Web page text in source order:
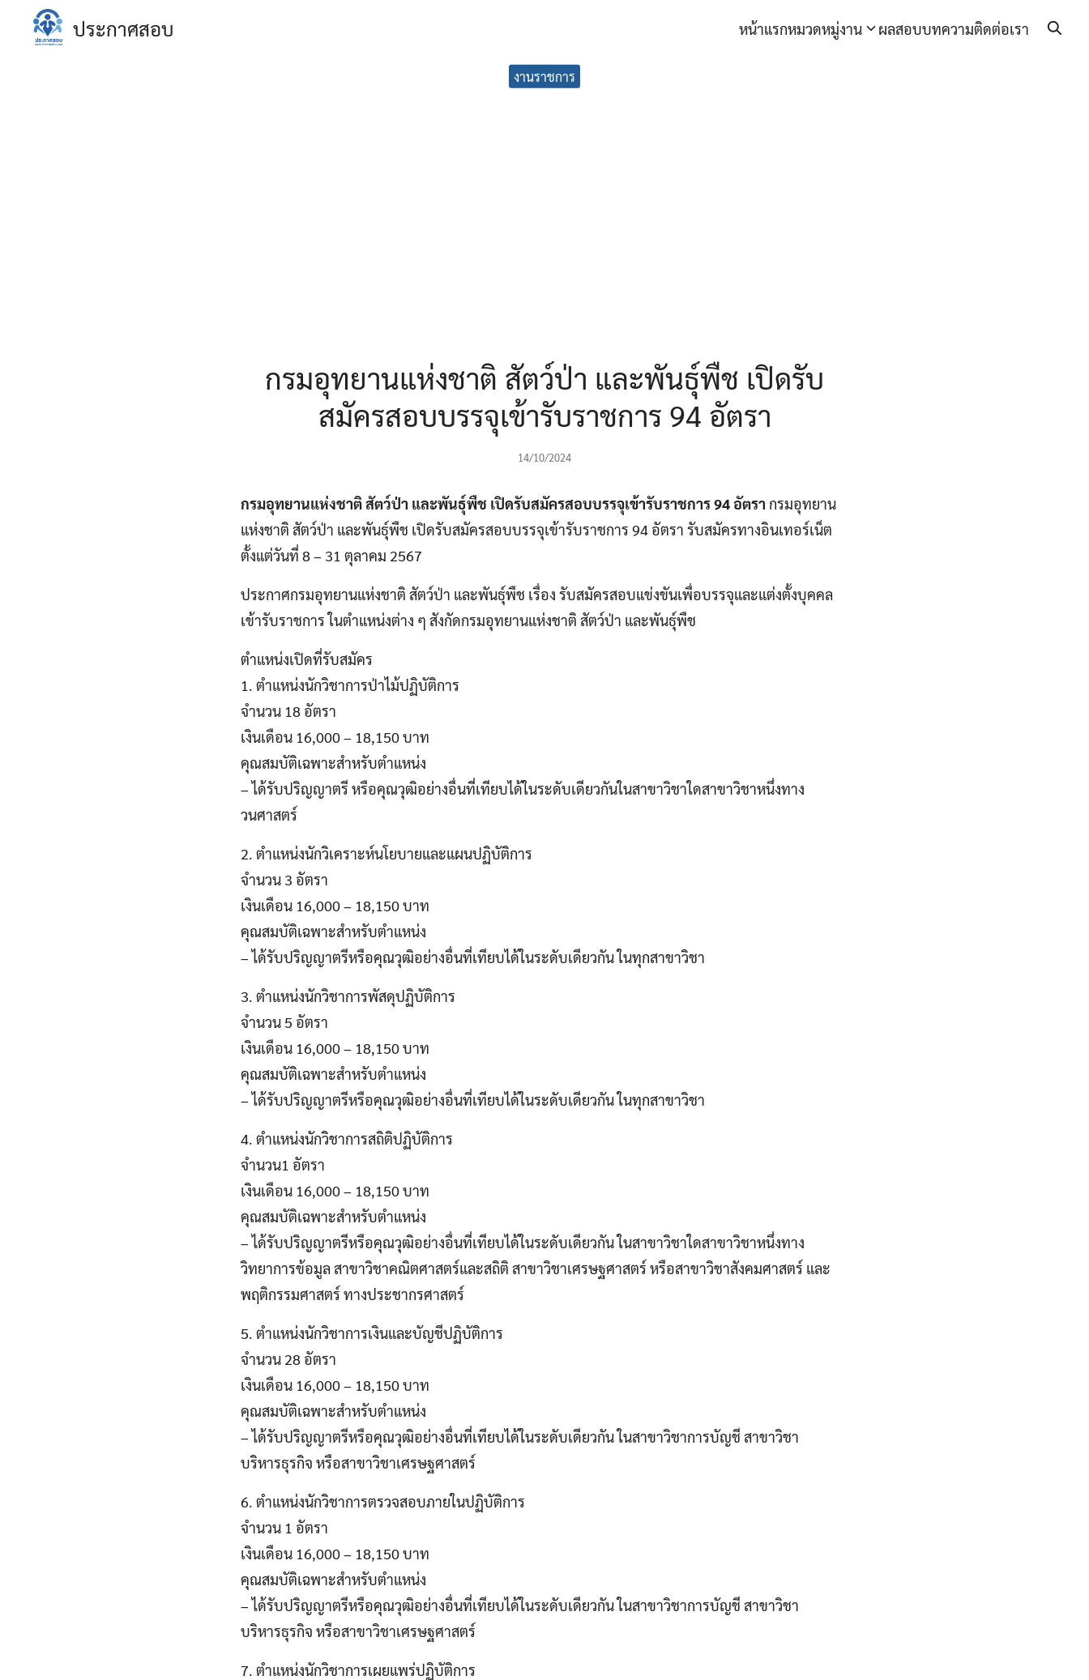
ประกาศสอบ หน้าแรกหมวดหมู่งาน ผลสอบบทความติดต่อเรา
งานราชการ
กรมอุทยานแห่งชาติ สัตว์ป่า และพันธุ์พืช เปิดรับ
สมัครสอบบรรจุเข้ารับราชการ 94 อัตรา
14/10/2024
กรมอุทยานแห่งชาติ สัตว์ป่า และพันธุ์พืช เปิดรับสมัครสอบบรรจุเข้ารับราชการ 94 อัตรา กรมอุทยาน
แห่งชาติ สัตว์ป่า และพันธุ์พืช เปิดรับสมัครสอบบรรจุเข้ารับราชการ 94 อัตรา รับสมัครทางอินเทอร์เน็ต
ตั้งแต่วันที่ 8 – 31 ตุลาคม 2567
ประกาศกรมอุทยานแห่งชาติ สัตว์ป่า และพันธุ์พืช เรื่อง รับสมัครสอบแข่งขันเพื่อบรรจุและแต่งตั้งบุคคล
เข้ารับราชการ ในตำแหน่งต่าง ๆ สังกัดกรมอุทยานแห่งชาติ สัตว์ป่า และพันธุ์พืช
ตำแหน่งเปิดที่รับสมัคร
1. ตำแหน่งนักวิชาการป่าไม้ปฏิบัติการ
จำนวน 18 อัตรา
เงินเดือน 16,000 – 18,150 บาท
คุณสมบัติเฉพาะสำหรับตำแหน่ง
– ได้รับปริญญาตรี หรือคุณวุฒิอย่างอื่นที่เทียบได้ในระดับเดียวกันในสาขาวิชาใดสาขาวิชาหนึ่งทาง
วนศาสตร์
2. ตำแหน่งนักวิเคราะห์นโยบายและแผนปฏิบัติการ
จำนวน 3 อัตรา
เงินเดือน 16,000 – 18,150 บาท
คุณสมบัติเฉพาะสำหรับตำแหน่ง
– ได้รับปริญญาตรีหรือคุณวุฒิอย่างอื่นที่เทียบได้ในระดับเดียวกัน ในทุกสาขาวิชา
3. ตำแหน่งนักวิชาการพัสดุปฏิบัติการ
จำนวน 5 อัตรา
เงินเดือน 16,000 – 18,150 บาท
คุณสมบัติเฉพาะสำหรับตำแหน่ง
– ได้รับปริญญาตรีหรือคุณวุฒิอย่างอื่นที่เทียบได้ในระดับเดียวกัน ในทุกสาขาวิชา
4. ตำแหน่งนักวิชาการสถิติปฏิบัติการ
จำนวน1 อัตรา
เงินเดือน 16,000 – 18,150 บาท
คุณสมบัติเฉพาะสำหรับตำแหน่ง
– ได้รับปริญญาตรีหรือคุณวุฒิอย่างอื่นที่เทียบได้ในระดับเดียวกัน ในสาขาวิชาใดสาขาวิชาหนึ่งทาง
วิทยาการข้อมูล สาขาวิชาคณิตศาสตร์และสถิติ สาขาวิชาเศรษฐศาสตร์ หรือสาขาวิชาสังคมศาสตร์ และ
พฤติกรรมศาสตร์ ทางประชากรศาสตร์
5. ตำแหน่งนักวิชาการเงินและบัญชีปฏิบัติการ
จำนวน 28 อัตรา
เงินเดือน 16,000 – 18,150 บาท
คุณสมบัติเฉพาะสำหรับตำแหน่ง
– ได้รับปริญญาตรีหรือคุณวุฒิอย่างอื่นที่เทียบได้ในระดับเดียวกัน ในสาขาวิชาการบัญชี สาขาวิชา
บริหารธุรกิจ หรือสาขาวิชาเศรษฐศาสตร์
6. ตำแหน่งนักวิชาการตรวจสอบภายในปฏิบัติการ
จำนวน 1 อัตรา
เงินเดือน 16,000 – 18,150 บาท
คุณสมบัติเฉพาะสำหรับตำแหน่ง
– ได้รับปริญญาตรีหรือคุณวุฒิอย่างอื่นที่เทียบได้ในระดับเดียวกัน ในสาขาวิชาการบัญชี สาขาวิชา
บริหารธุรกิจ หรือสาขาวิชาเศรษฐศาสตร์
7. ตำแหน่งนักวิชาการเผยแพร่ปฏิบัติการ